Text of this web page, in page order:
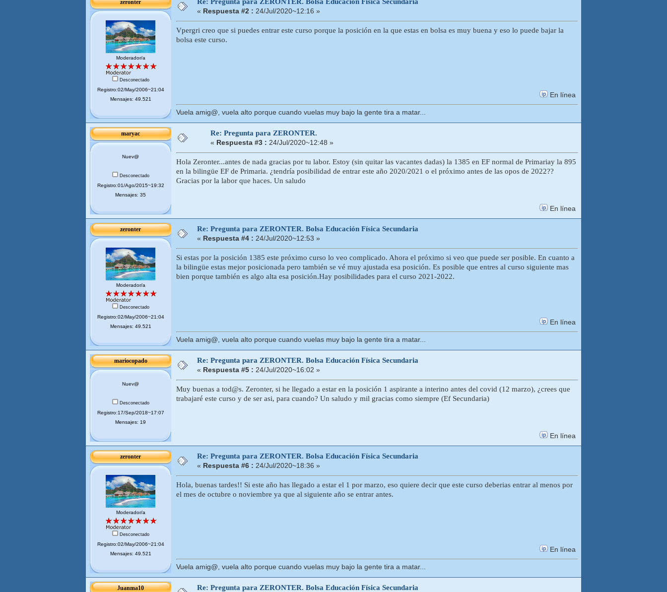
zeronter
Moderador/a
Desconectado
Registro:02/May/2006~21:04
Mensajes: 49.521
« Respuesta #2 : 24/Jul/2020~12:16 »
Vpergri creo que si puedes entrar este curso porque la posición en la que estas en bolsa es muy buena y eso lo puede bajar la
bolsa este curso.
En línea
Vuela amig@, vuela alto porque cuando vuelas muy bajo la gente tira a matar...
maryac
Nuev@
Desconectado
Registro:01/Ago/2015~19:32
Mensajes: 35
Re: Pregunta para ZERONTER.
« Respuesta #3 : 24/Jul/2020~12:48 »
Hola Zeronter...antes de nada gracias por tu labor. Estoy (sin quitar las vacantes dadas) la 1385 en EF normal de Primariay la 895
en la bilingüe EF de Primaria. ¿tendría posibilidad de entrar este año 2020/2021 o el próximo antes de las opos de 2022??
Gracias por la labor que haces. Un saludo
En línea
zeronter
Moderador/a
Desconectado
Registro:02/May/2006~21:04
Mensajes: 49.521
Re: Pregunta para ZERONTER. Bolsa Educación Física Secundaria
« Respuesta #4 : 24/Jul/2020~12:53 »
Si estas por la posición 1385 este próximo curso lo veo complicado. Ahora el próximo si veo que puede ser posible. En cuanto a
la bilingüe estas mejor posicionada pero también se vé muy ajustada esa posición. Es posible que entres al curso siguiente mas
bien porque también es algo alta esa posición.Hay posibilidades para el curso 2021-2022.
En línea
Vuela amig@, vuela alto porque cuando vuelas muy bajo la gente tira a matar...
mariocopado
Nuev@
Desconectado
Registro:17/Sep/2018~17:07
Mensajes: 19
Re: Pregunta para ZERONTER. Bolsa Educación Física Secundaria
« Respuesta #5 : 24/Jul/2020~16:02 »
Muy buenas a tod@s. Zeronter, si he llegado a estar en la posición 1 aspirante a interino antes del covid (12 marzo), ¿crees que
trabajaré este curso y de ser asi, para cuando? Un saludo y mil gracias como siempre (Ef Secundaria)
En línea
zeronter
Moderador/a
Desconectado
Registro:02/May/2006~21:04
Mensajes: 49.521
Re: Pregunta para ZERONTER. Bolsa Educación Física Secundaria
« Respuesta #6 : 24/Jul/2020~18:36 »
Hola, buenas tardes!! Si este año has llegado a estar el 1 por marzo, eso quiere decir que este curso deberias entrar al menos por
el mes de octubre o noviembre ya que al siguiente año se entrar antes.
En línea
Vuela amig@, vuela alto porque cuando vuelas muy bajo la gente tira a matar...
Juanma10 Re: Pregunta para ZERONTER. Bolsa Educación Física Secundaria